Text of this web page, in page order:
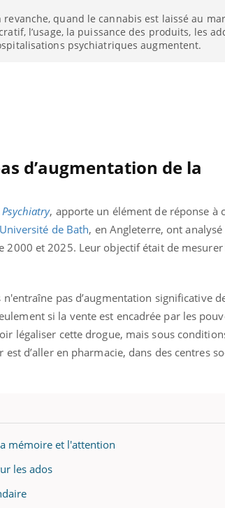
revanche, quand le cannabis est laissé au
l’usage, la puissance des produits, les
psychiatriques augmentent.
d’augmentation de la
Psychiatry, apporte un élément de réponse à
Université de Bath, en Angleterre, ont
et 2025. Leur objectif était de mesurer
pas d’augmentation significative
si la vente est encadrée par les
légaliser cette drogue, mais sous
d’aller en pharmacie, dans des centres
mémoire et l'attention
les ados
» pour
médecine
un groupe
de bilan de
« jumeau
Youtube
COUP DE FOOD sur
Coup de food sur le
nouveau rendez-vous
bouscule les idées
épisode, une ...